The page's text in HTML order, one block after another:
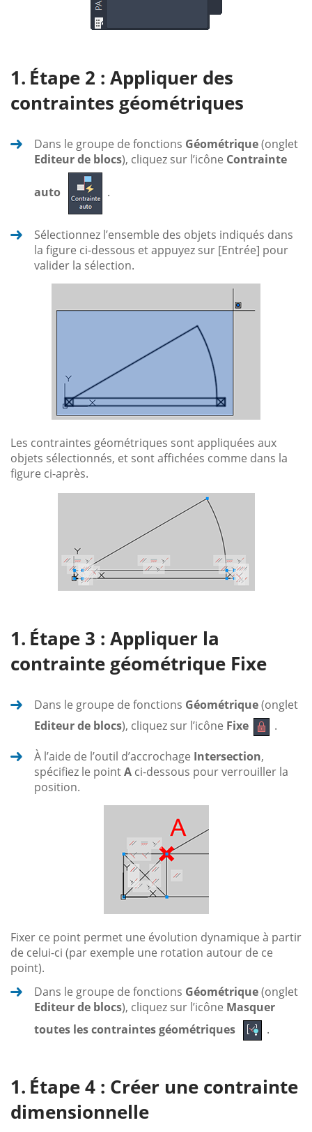
Étape 2 : Appliquer des
contraintes géométriques
Dans le groupe de fonctions Géométrique(onglet
Editeur de blocs), cliquez sur l’icône Contrainte
auto .
Sélectionnez l’ensemble des objets indiqués dans
la figure ci-dessous et appuyez sur [Entrée] pour
valider la sélection.
Les contraintes géométriques sont appliquées aux
objets sélectionnés, et sont affichées comme dans la
figure ci-après.
Étape 3 : Appliquer la
contrainte géométrique Fixe
Dans le groupe de fonctions Géométrique(onglet
Editeur de blocs), cliquez sur l’icône Fixe
.
À l’aide de l’outil d’accrochage Intersection,
spécifiez le pointA ci-dessous pour verrouiller la
position.
Fixer ce point permet une évolution dynamique à partir
de celui-ci (par exemple une rotation autour de ce
point).
Dans le groupe de fonctions Géométrique(onglet
Editeur de blocs), cliquez sur l’icône Masquer
toutes les contraintes géométriques
.
Étape 4 : Créer une contrainte
dimensionnelle